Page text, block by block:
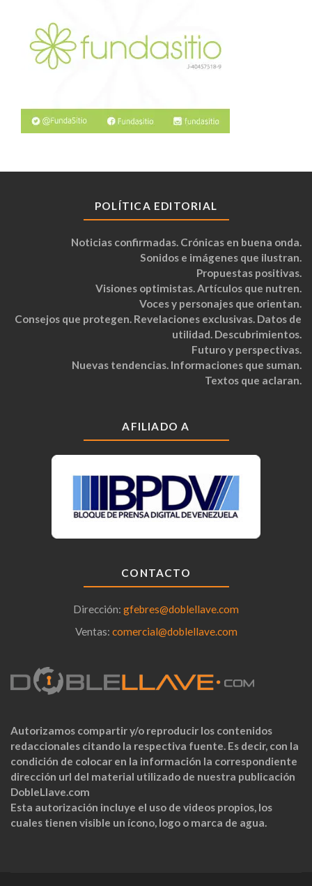
POLÍTICA EDITORIAL
Noticias confirmadas. Crónicas en buena onda.
Sonidos e imágenes que ilustran.
Propuestas positivas.
Visiones optimistas. Artículos que nutren.
Voces y personajes que orientan.
Consejos que protegen. Revelaciones exclusivas. Datos de
utilidad. Descubrimientos.
Futuro y perspectivas.
Nuevas tendencias. Informaciones que suman.
Textos que aclaran.
AFILIADO A
CONTACTO
Dirección: gfebres@doblellave.com
Ventas: comercial@doblellave.com
Autorizamos compartir y/o reproducir los contenidos
redaccionales citando la respectiva fuente. Es decir, con la
condición de colocar en la información la correspondiente
dirección url del material utilizado de nuestra publicación
DobleLlave.com
Esta autorización incluye el uso de videos propios, los
cuales tienen visible un ícono, logo o marca de agua.